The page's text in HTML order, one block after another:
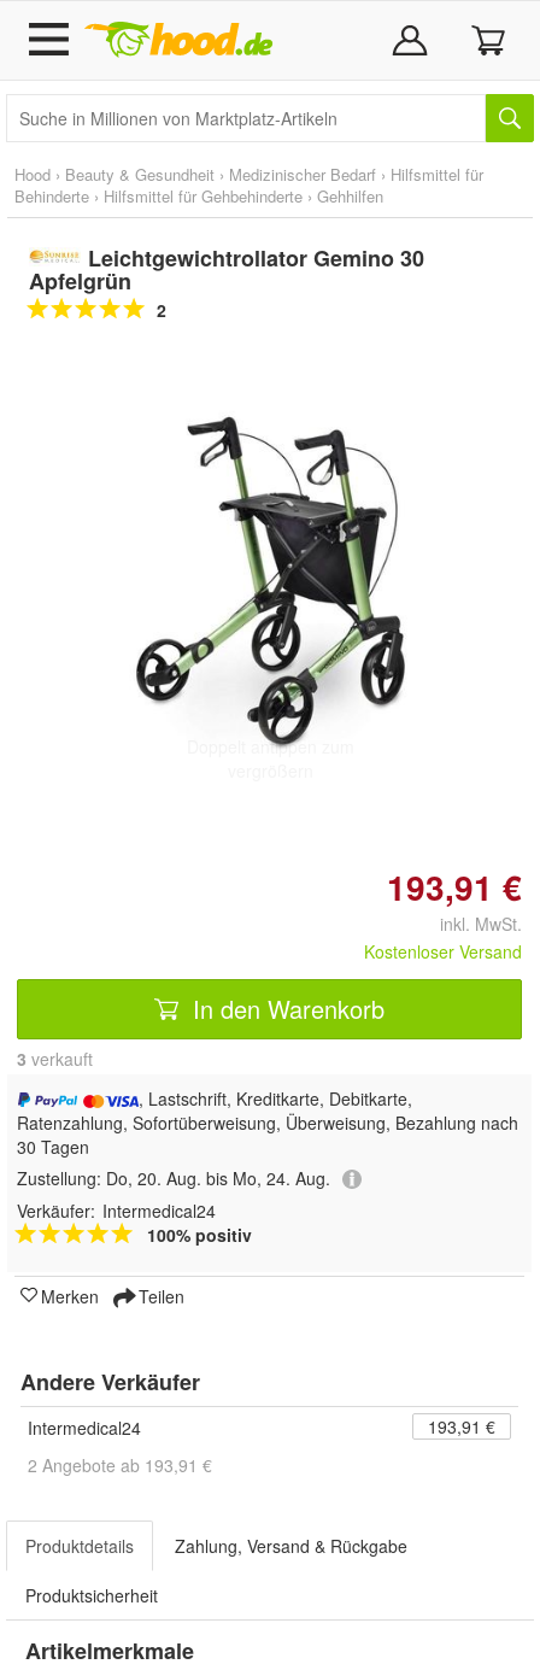
Hood › Beauty & Gesundheit › Medizinischer Bedarf › Hilfsmittel für
Behinderte › Hilfsmittel für Gehbehinderte › Gehhilfen
Leichtgewichtrollator Gemino 30
Apfelgrün
2
Doppelt antippen zum
193,91 €
inkl. MwSt.
Kostenloser Versand
In den Warenkorb
3 verkauft
, Lastschrift, Kreditkarte, Debitkarte,
Ratenzahlung, Sofortüberweisung, Überweisung, Bezahlung nach
30 Tagen
Zustellung: Do, 20. Aug. bis Mo, 24. Aug.
Verkäufer: Intermedical24
100% positiv
Merken Teilen
Andere Verkäufer
Intermedical24
193,91 €
2 Angebote ab 193,91 €
Produktdetails Zahlung, Versand & Rückgabe
Produktsicherheit
Artikelmerkmale